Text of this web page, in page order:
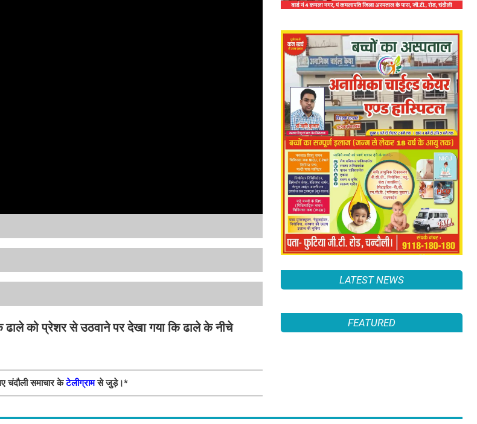
ढाले को प्रेशर से उठवाने पर देखा गया कि ढाले के नीचे
चंदौली समाचार केटेलीग्रामसे जुड़े।*
LATEST NEWS
FEATURED